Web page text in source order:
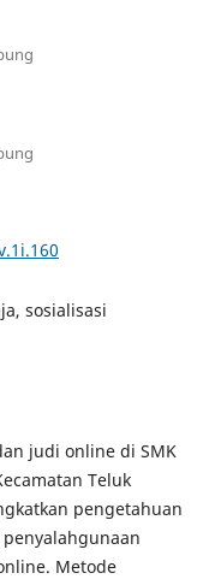
sosialisasi
judi online di SMK
Teluk
pengetahuan
Metode